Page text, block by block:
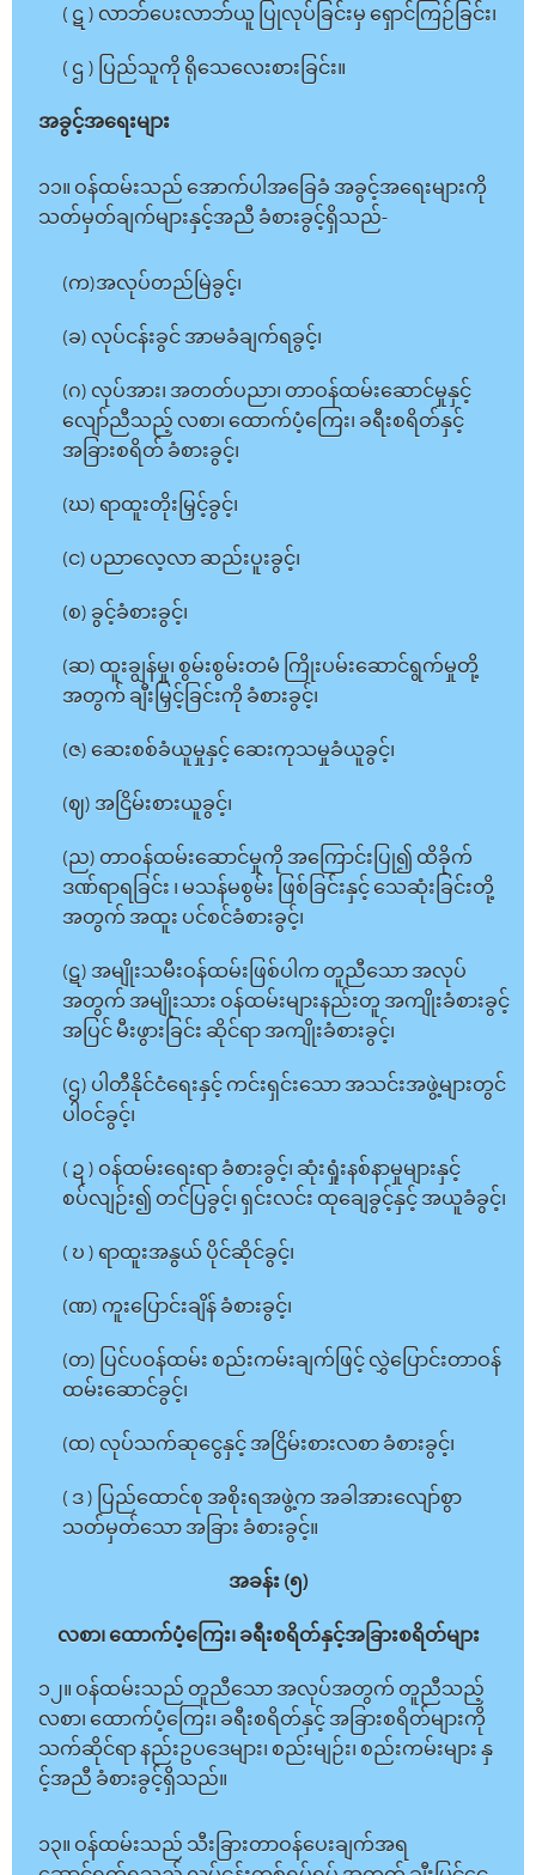
( ဋ ) လာဘ်ပေးလာဘ်ယူ ပြုလုပ်ခြင်းမှ ရှောင်ကြဉ်ခြင်း၊
( ဌ ) ပြည်သူကို ရိုသေလေးစားခြင်း။
အခွင့်အရေးများ
၁၁။ ဝန်ထမ်းသည် အောက်ပါအခြေခံ အခွင့်အရေးများကို
သတ်မှတ်ချက်များနှင့်အညီ ခံစားခွင့်ရှိသည်-
(က)အလုပ်တည်မြဲခွင့်၊
(ခ) လုပ်ငန်းခွင် အာမခံချက်ရခွင့်၊
(ဂ) လုပ်အား၊ အတတ်ပညာ၊ တာဝန်ထမ်းဆောင်မှုနှင့်
လျော်ညီသည့် လစာ၊ ထောက်ပံ့ကြေး၊ ခရီးစရိတ်နှင့်
အခြားစရိတ် ခံစားခွင့်၊
(ဃ) ရာထူးတိုးမြှင့်ခွင့်၊
(င) ပညာလေ့လာ ဆည်းပူးခွင့်၊
(စ) ခွင့်ခံစားခွင့်၊
(ဆ) ထူးချွန်မှု၊ စွမ်းစွမ်းတမံ ကြိုးပမ်းဆောင်ရွက်မှုတို့
အတွက် ချီးမြှင့်ခြင်းကို ခံစားခွင့်၊
(ဇ) ဆေးစစ်ခံယူမှုနှင့် ဆေးကုသမှုခံယူခွင့်၊
(ဈ) အငြိမ်းစားယူခွင့်၊
(ည) တာဝန်ထမ်းဆောင်မှုကို အကြောင်းပြု၍ ထိခိုက်
ဒဏ်ရာရခြင်း ၊ မသန်မစွမ်း ဖြစ်ခြင်းနှင့် သေဆုံးခြင်းတို့
အတွက် အထူး ပင်စင်ခံစားခွင့်၊
(ဋ) အမျိုးသမီးဝန်ထမ်းဖြစ်ပါက တူညီသော အလုပ်
အတွက် အမျိုးသား ဝန်ထမ်းများနည်းတူ အကျိုးခံစားခွင့်
အပြင် မီးဖွားခြင်း ဆိုင်ရာ အကျိုးခံစားခွင့်၊
(ဌ) ပါတီနိုင်ငံရေးနှင့် ကင်းရှင်းသော အသင်းအဖွဲ့များတွင်
ပါဝင်ခွင့်၊
( ဍ ) ဝန်ထမ်းရေးရာ ခံစားခွင့်၊ ဆုံးရှုံးနစ်နာမှုများနှင့်
စပ်လျဉ်း၍ တင်ပြခွင့်၊ ရှင်းလင်း ထုချေခွင့်နှင့် အယူခံခွင့်၊
( ဎ ) ရာထူးအနွယ် ပိုင်ဆိုင်ခွင့်၊
(ဏ) ကူးပြောင်းချိန် ခံစားခွင့်၊
(တ) ပြင်ပဝန်ထမ်း စည်းကမ်းချက်ဖြင့် လွှဲပြောင်းတာဝန်
ထမ်းဆောင်ခွင့်၊
(ထ) လုပ်သက်ဆုငွေနှင့် အငြိမ်းစားလစာ ခံစားခွင့်၊
( ဒ ) ပြည်ထောင်စု အစိုးရအဖွဲ့က အခါအားလျော်စွာ
သတ်မှတ်သော အခြား ခံစားခွင့်။
အခန်း (၅)
လစာ၊ ထောက်ပံ့ကြေး၊ ခရီးစရိတ်နှင့်အခြားစရိတ်များ
၁၂။ ဝန်ထမ်းသည် တူညီသော အလုပ်အတွက် တူညီသည့်
လစာ၊ ထောက်ပံ့ကြေး၊ ခရီးစရိတ်နှင့် အခြားစရိတ်များကို
သက်ဆိုင်ရာ နည်းဥပဒေများ၊ စည်းမျဉ်း၊ စည်းကမ်းများ နှ
င့်အညီ ခံစားခွင့်ရှိသည်။
၁၃။ ဝန်ထမ်းသည် သီးခြားတာဝန်ပေးချက်အရ